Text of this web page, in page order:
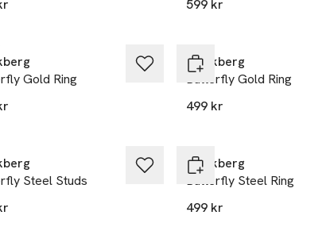
599 kr
Gold Ring
Mockberg
Butterfly Gold Ring
499 kr
Steel Studs
Mockberg
Butterfly Steel Ring
499 kr